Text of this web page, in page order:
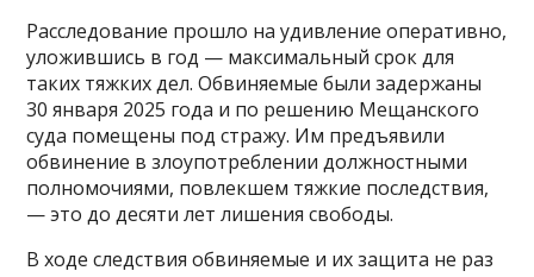
Расследование прошло на удивление оперативно,
уложившись в год — максимальный срок для
таких тяжких дел. Обвиняемые были задержаны
30 января 2025 года и по решению Мещанского
суда помещены под стражу. Им предъявили
обвинение в злоупотреблении должностными
полномочиями, повлекшем тяжкие последствия,
— это до десяти лет лишения свободы.
В ходе следствия обвиняемые и их защита не раз